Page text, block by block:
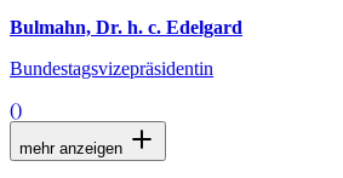
Bulmahn, Dr. h. c. Edelgard
Bundestagsvizepräsidentin
()
mehr anzeigen